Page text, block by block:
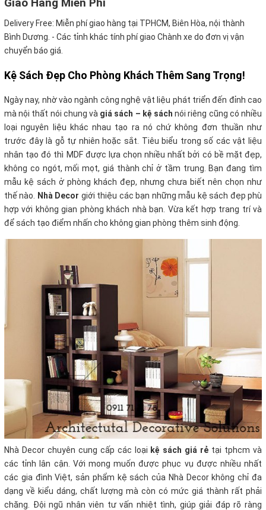
Giao Hàng Miễn Phí
Delivery Free: Miễn phí giao hàng tại TPHCM, Biên Hòa, nội thành
Bình Dương. - Các tỉnh khác tính phí giao Chành xe do đơn vị vận
chuyển báo giá.
Kệ Sách Đẹp Cho Phòng Khách Thêm Sang Trọng!
Ngày nay, nhờ vào ngành công nghệ vật liệu phát triển đến đỉnh cao
mà nội thất nói chung và giá sách – kệ sách nói riêng cũng có nhiều
loại nguyên liệu khác nhau tạo ra nó chứ không đơn thuần như
trước đây là gỗ tự nhiên hoặc sắt. Tiêu biểu trong số các vật liệu
nhân tạo đó thì MDF được lựa chọn nhiều nhất bởi có bề mặt đẹp,
không co ngót, mối mọt, giá thành chỉ ở tầm trung. Bạn đang tìm
mẫu kệ sách ở phòng khách đẹp, nhưng chưa biết nên chọn như
thế nào. Nhà Decor giới thiệu các bạn những mẫu kệ sách đẹp phù
hợp với không gian phòng khách nhà bạn. Vừa kết hợp trang trí và
để sách tạo điểm nhấn cho không gian phòng thêm sinh động.
Nhà Decor chuyên cung cấp các loại kệ sách giá rẻ tại tphcm và
các tỉnh lân cận. Với mong muốn được phục vụ được nhiều nhất
các gia đình Việt, sản phẩm kệ sách của Nhà Decor không chỉ đa
dạng về kiểu dáng, chất lượng mà còn có mức giá thành rất phải
chăng. Đội ngũ nhân viên tư vấn nhiệt tình, giúp giải đáp rõ ràng